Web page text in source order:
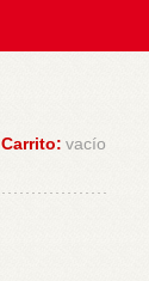
Carrito: vacío